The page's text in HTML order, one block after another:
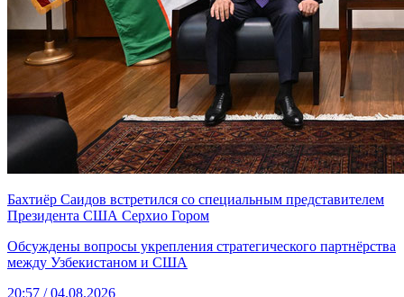
Бахтиёр Саидов встретился со специальным представителем
Президента США Серхио Гором
Обсуждены вопросы укрепления стратегического партнёрства
между Узбекистаном и США
20:57 / 04.08.2026